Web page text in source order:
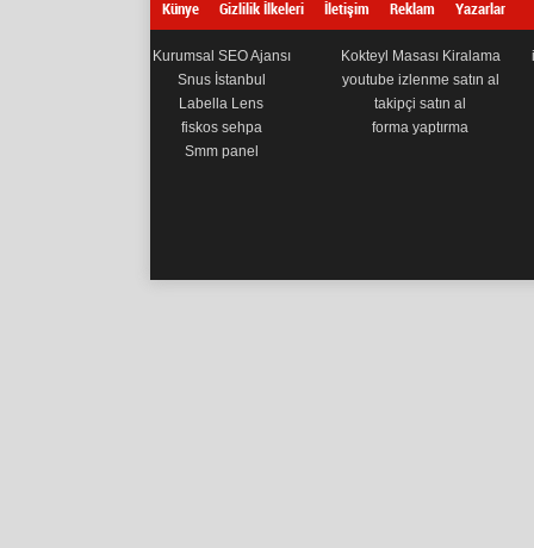
Künye Gizlilik İlkeleri İletişim Reklam Yazarlar
Kurumsal SEO Ajansı
Snus İstanbul
Labella Lens
fiskos sehpa
Smm panel
Kokteyl Masası Kiralama
youtube izlenme satın al
takipçi satın al
forma yaptırma